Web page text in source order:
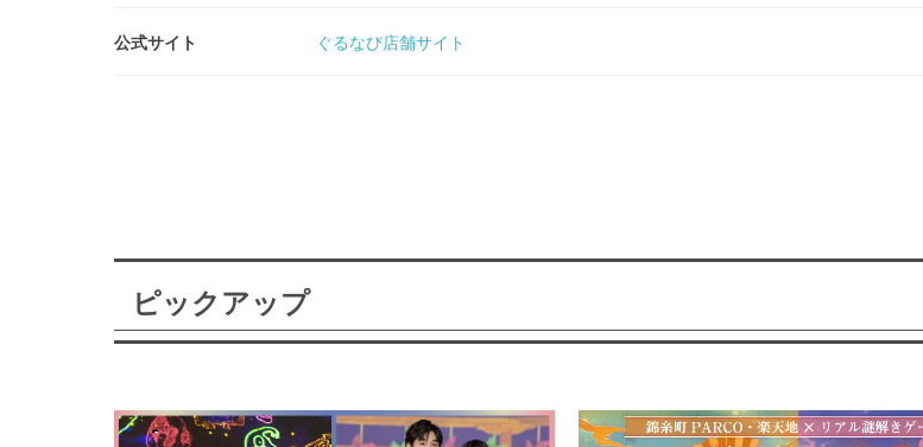
公式サイト ぐるなび店舗サイト
ピックアップ